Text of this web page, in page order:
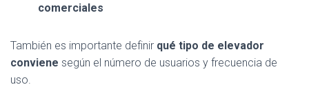
comerciales
También es importante definir qué tipo de elevador
conviene según el número de usuarios y frecuencia de
uso.